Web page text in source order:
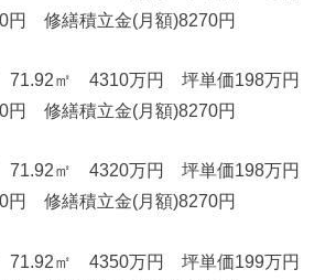
円 修繕積立金(月額)8270円
㎡ 4310万円 坪単価198万円
円 修繕積立金(月額)8270円
㎡ 4320万円 坪単価198万円
円 修繕積立金(月額)8270円
㎡ 4350万円 坪単価199万円